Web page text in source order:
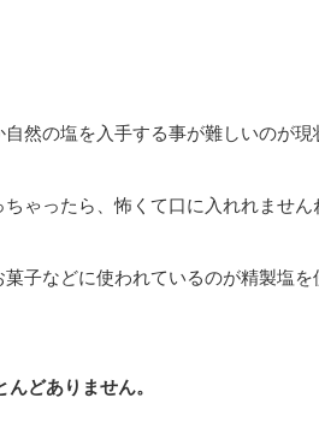
然の塩を入手する事が難しいのが現
ゃったら、怖くて口に入れれません
子などに使われているのが精製塩
どありません。